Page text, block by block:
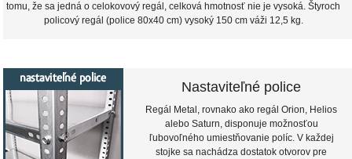
tomu, že sa jedná o celokovový regál, celková hmotnosť nie je vysoká. Štyroch
policový regál (police 80x40 cm) vysoký 150 cm váži 12,5 kg.
Nastaviteľné police
Regál Metal, rovnako ako regál Orion, Helios
alebo Saturn, disponuje možnosťou
ľubovoľného umiestňovanie políc. V každej
stojke sa nachádza dostatok otvorov pre